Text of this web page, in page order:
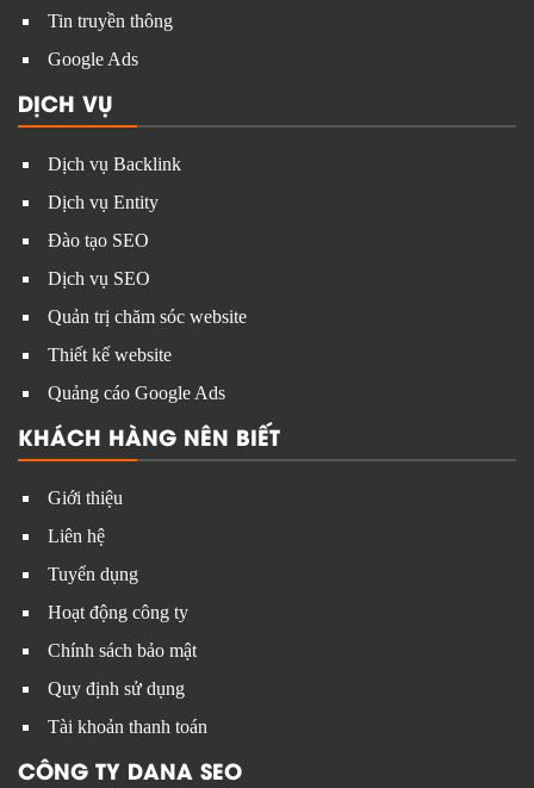
Tin truyền thông
Google Ads
DỊCH VỤ
Dịch vụ Backlink
Dịch vụ Entity
Đào tạo SEO
Dịch vụ SEO
Quản trị chăm sóc website
Thiết kế website
Quảng cáo Google Ads
KHÁCH HÀNG NÊN BIẾT
Giới thiệu
Liên hệ
Tuyển dụng
Hoạt động công ty
Chính sách bảo mật
Quy định sử dụng
Tài khoản thanh toán
CÔNG TY DANA SEO